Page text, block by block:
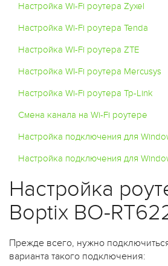
Настройка Wi-Fi роутера Zyxel
Настройка Wi-Fi роутера Tenda
Настройка WI-Fi роутера ZTE
Настройка WI-Fi роутера Mercusys
Настройка Wi-Fi роутера Tp-Link
Смена канала на Wi-Fi роутере
Настройка подключения для
Настройка подключения для
Настройка
Boptix BO-
Прежде всего, нужно
варианта такого подключения: